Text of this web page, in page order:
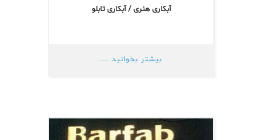
آبکاری هنری / آبکاری تابلو
بیشتر بخوانید ...